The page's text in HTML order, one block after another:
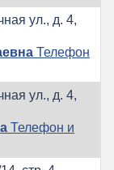
ул., д. 4,
Телефон
ул., д. 4,
Телефон и